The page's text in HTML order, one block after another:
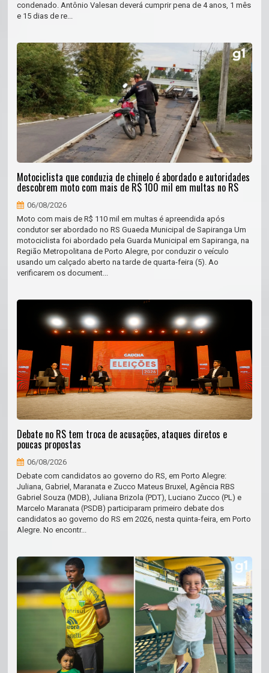
condenado. Antônio Valesan deverá cumprir pena de 4 anos, 1 mês
e 15 dias de re...
Motociclista que conduzia de chinelo é abordado e autoridades
descobrem moto com mais de R$ 100 mil em multas no RS
06/08/2026
Moto com mais de R$ 110 mil em multas é apreendida após
condutor ser abordado no RS Guaeda Municipal de Sapiranga Um
motociclista foi abordado pela Guarda Municipal em Sapiranga, na
Região Metropolitana de Porto Alegre, por conduzir o veículo
usando um calçado aberto na tarde de quarta-feira (5). Ao
verificarem os document...
Debate no RS tem troca de acusações, ataques diretos e
poucas propostas
06/08/2026
Debate com candidatos ao governo do RS, em Porto Alegre:
Juliana, Gabriel, Maranata e Zucco Mateus Bruxel, Agência RBS
Gabriel Souza (MDB), Juliana Brizola (PDT), Luciano Zucco (PL) e
Marcelo Maranata (PSDB) participaram primeiro debate dos
candidatos ao governo do RS em 2026, nesta quinta-feira, em Porto
Alegre. No encontr...